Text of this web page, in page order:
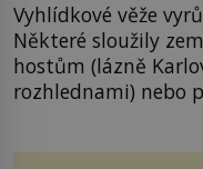
Vyhlídkové věže
Některé sloužily
hostům (lázně
rozhlednami) nebo